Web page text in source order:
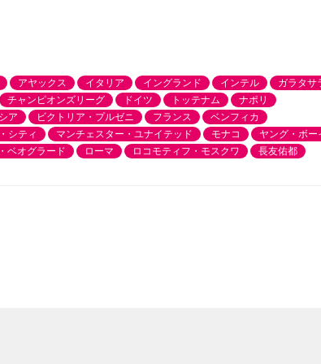
アヤックス イタリア イングランド インテル
ガラタサ
チャンピオンズリーグ ドイツ トッテナム
ナポリ
ア ビクトリア・プルゼニ フランス
ベンフィカ
シティ マンチェスター・ユナイテッド モナコ
ヤング・ボー
ベオグラード ローマ ロコモティフ・モスクワ
長友佑都